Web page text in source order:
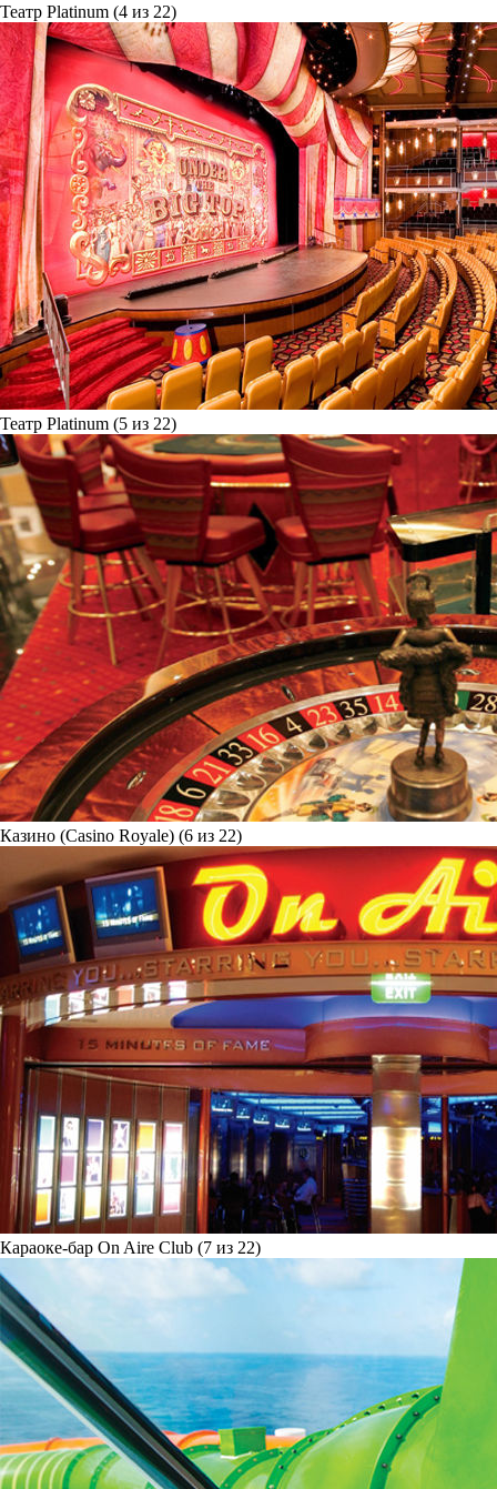
Театр Platinum (4 из 22)
Театр Platinum (5 из 22)
Казино (Casino Royale) (6 из 22)
Караоке-бар On Aire Club (7 из 22)